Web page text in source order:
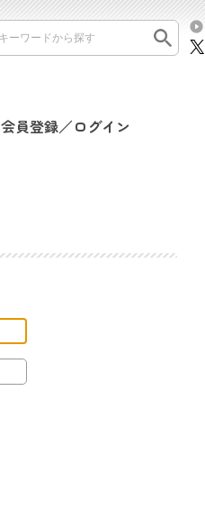
会員登録／ログイン